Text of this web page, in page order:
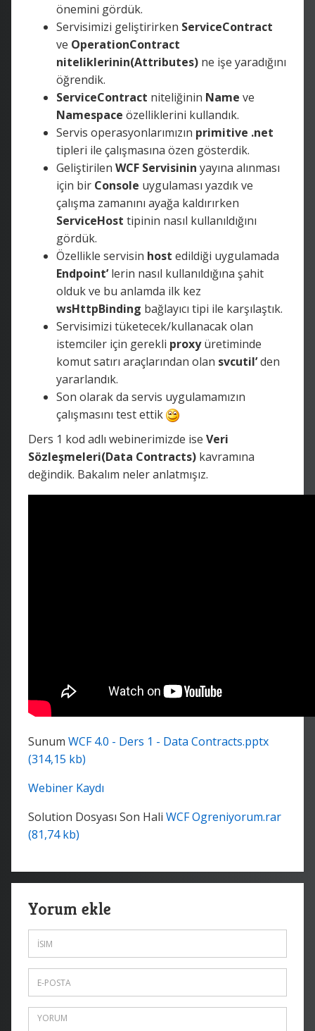
önemini gördük.
Servisimizi geliştirirken ServiceContract
ve OperationContract
niteliklerinin(Attributes) ne işe yaradığını
öğrendik.
ServiceContract niteliğinin Name ve
Namespace özelliklerini kullandık.
Servis operasyonlarımızın primitive .net
tipleri ile çalışmasına özen gösterdik.
Geliştirilen WCF Servisinin yayına alınması
için bir Console uygulaması yazdık ve
çalışma zamanını ayağa kaldırırken
ServiceHost tipinin nasıl kullanıldığını
gördük.
Özellikle servisin host edildiği uygulamada
Endpoint’lerin nasıl kullanıldığına şahit
olduk ve bu anlamda ilk kez
wsHttpBinding bağlayıcı tipi ile karşılaştık.
Servisimizi tüketecek/kullanacak olan
istemciler için gerekli proxyüretiminde
komut satırı araçlarından olan svcutil’den
yararlandık.
Son olarak da servis uygulamamızın
çalışmasını test ettik
Ders 1 kod adlı webinerimizde ise Veri
Sözleşmeleri(Data Contracts) kavramına
değindik. Bakalım neler anlatmışız.
Sunum WCF 4.0 - Ders 1 - Data Contracts.pptx
(314,15 kb)
Webiner Kaydı
Solution Dosyası Son Hali WCF Ogreniyorum.rar
(81,74 kb)
Yorum ekle